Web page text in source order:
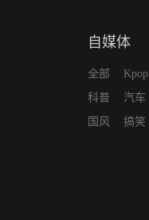
自媒体
全部
科普
国风
Kpop
汽车
搞笑